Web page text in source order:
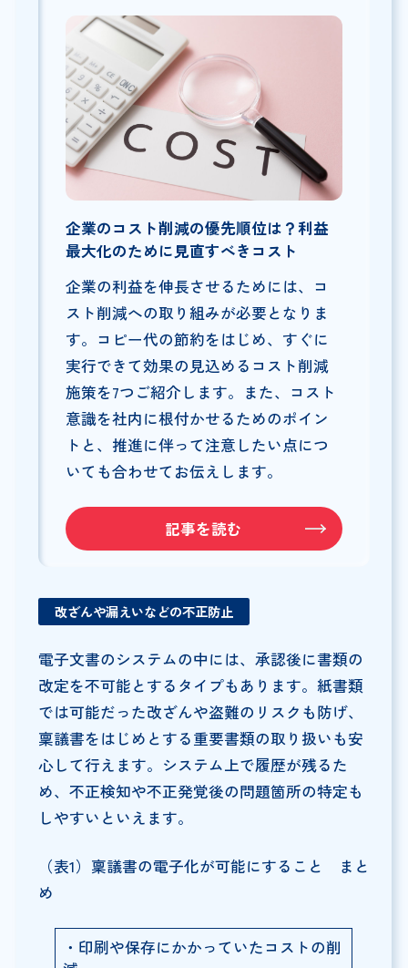
記事を読む
企業のコスト削減の優先順位は？利益
最大化のために見直すべきコスト
企業の利益を伸長させるためには、コ
スト削減への取り組みが必要となりま
す。コピー代の節約をはじめ、すぐに
実行できて効果の見込めるコスト削減
施策を7つご紹介します。また、コスト
意識を社内に根付かせるためのポイン
トと、推進に伴って注意したい点につ
いても合わせてお伝えします。
改ざんや漏えいなどの不正防止
電子文書のシステムの中には、承認後に書類の
改定を不可能とするタイプもあります。紙書類
では可能だった改ざんや盗難のリスクも防げ、
稟議書をはじめとする重要書類の取り扱いも安
心して行えます。システム上で履歴が残るた
め、不正検知や不正発覚後の問題箇所の特定も
しやすいといえます。
（表1）稟議書の電子化が可能にすること まと
め
・印刷や保存にかかっていたコストの削